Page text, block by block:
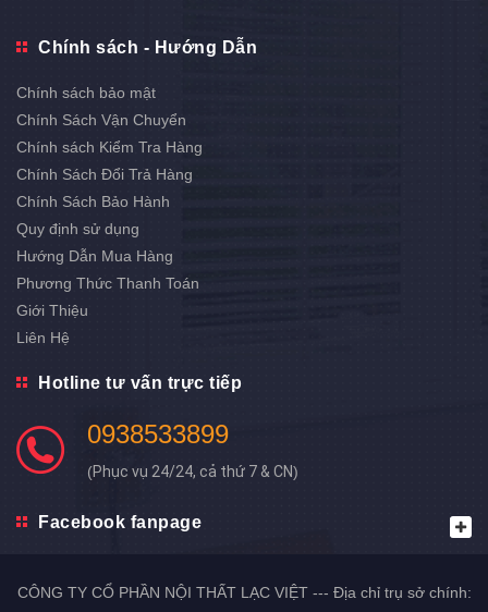
Chính sách - Hướng Dẫn
Chính sách bảo mật
Chính Sách Vận Chuyển
Chính sách Kiểm Tra Hàng
Chính Sách Đổi Trả Hàng
Chính Sách Bảo Hành
Quy định sử dụng
Hướng Dẫn Mua Hàng
Phương Thức Thanh Toán
Giới Thiệu
Liên Hệ
Hotline tư vấn trực tiếp
0938533899
(Phục vụ 24/24, cả thứ 7 & CN)
Facebook fanpage
CÔNG TY CỔ PHẦN NỘI THẤT LẠC VIỆT --- Địa chỉ trụ sở chính: